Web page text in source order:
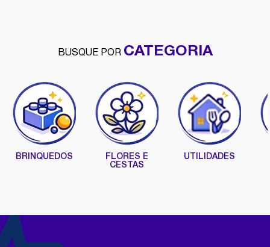
BUSQUE POR CATEGORIA
BRINQUEDOS
FLORES E
CESTAS
UTILIDADES